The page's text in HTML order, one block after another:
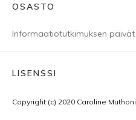
OSASTO
Informaatiotutkimuksen päivät
LISENSSI
Copyright (c) 2020 Caroline Muthoni